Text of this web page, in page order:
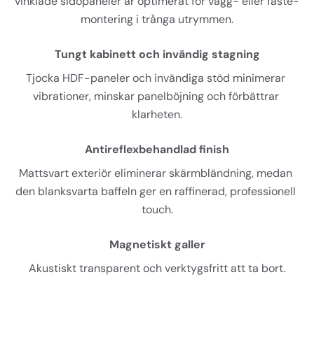
montering i trånga utrymmen.
Tungt kabinett och invändig stagning
Tjocka HDF-paneler och invändiga stöd minimerar
vibrationer, minskar panelböjning och förbättrar
klarheten.
Antireflexbehandlad finish
Mattsvart exteriör eliminerar skärmbländning, medan
den blanksvarta baffeln ger en raffinerad, professionell
touch.
Magnetiskt galler
Akustiskt transparent och verktygsfritt att ta bort.